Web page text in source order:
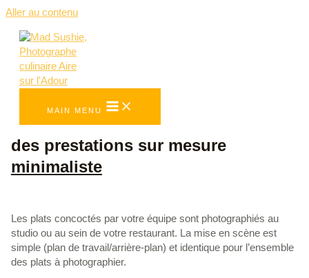
Aller au contenu
MAIN MENU
des prestations sur mesure
minimaliste
Les plats concoctés par votre équipe sont photographiés au
studio ou au sein de votre restaurant. La mise en scène est
simple (plan de travail/arrière-plan) et identique pour l’ensemble
des plats à photographier.